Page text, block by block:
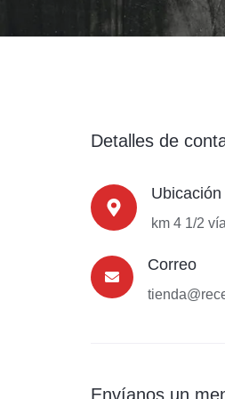
Detalles de
Ubicación
km 4 1/2
Correo
Envíanos un